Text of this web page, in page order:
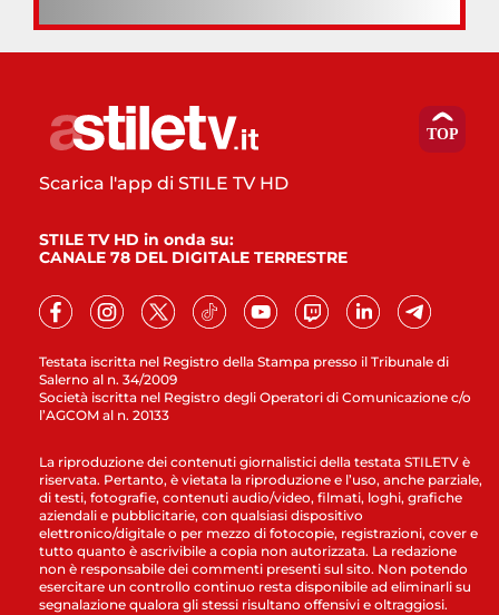
Testata iscritta nel Registro della Stampa presso il Tribunale di
Salerno al n. 34/2009
Società iscritta nel Registro degli Operatori di Comunicazione c/o
l’AGCOM al n. 20133
Scarica l'app di STILE TV HD
STILE TV HD in onda su:
CANALE 78 DEL DIGITALE TERRESTRE
La riproduzione dei contenuti giornalistici della testata STILETV è
riservata. Pertanto, è vietata la riproduzione e l’uso, anche parziale,
di testi, fotografie, contenuti audio/video, filmati, loghi, grafiche
aziendali e pubblicitarie, con qualsiasi dispositivo
elettronico/digitale o per mezzo di fotocopie, registrazioni, cover e
tutto quanto è ascrivibile a copia non autorizzata. La redazione
non è responsabile dei commenti presenti sul sito. Non potendo
esercitare un controllo continuo resta disponibile ad eliminarli su
segnalazione qualora gli stessi risultano offensivi e oltraggiosi.